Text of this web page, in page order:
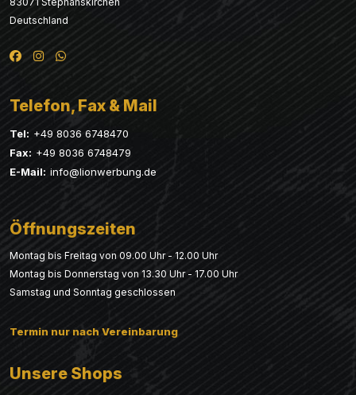
Deutschland
Telefon, Fax & Mail
Tel: +49 8036 6748470
Fax: +49 8036 6748479
E-Mail: info@lionwerbung.de
Öffnungszeiten
Montag bis Freitag von 09.00 Uhr - 12.00 Uhr
Montag bis Donnerstag von 13.30 Uhr - 17.00 Uhr
Samstag und Sonntag geschlossen
Termin nur nach Vereinbarung
Unsere Shops